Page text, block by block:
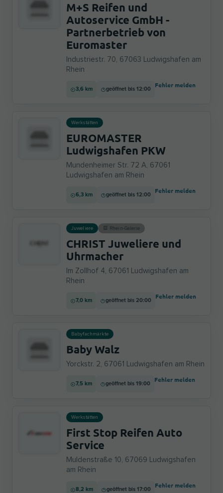
M+S Reifen und
Autoservice GmbH -
Partnerbetrieb von
Euromaster
Industriestr. 70, 67063 Ludwigshafen am
Rhein
3,6 km geöffnet bis 12:00
Fehler melden
Werkstätten
EUROMASTER
Ludwigshafen PKW
Mundenheimer Str. 72 A, 67061
Ludwigshafen am Rhein
6,3 km geöffnet bis 12:00
Fehler melden
Juweliere Rhein-Galerie
CHRIST Juweliere und
Uhrmacher
Im Zollhof 4, 67061 Ludwigshafen am
Rhein
7,0 km geöffnet bis 20:00
Fehler melden
Babyfachmärkte
Baby Walz
Yorckstr. 2, 67061 Ludwigshafen am Rhein
7,5 km geöffnet bis 19:00
Fehler melden
Werkstätten
First Stop Reifen Auto
Service
Muldenstraße 10, 67069 Ludwigshafen
am Rhein
8,2 km geöffnet bis 17:00
Fehler melden